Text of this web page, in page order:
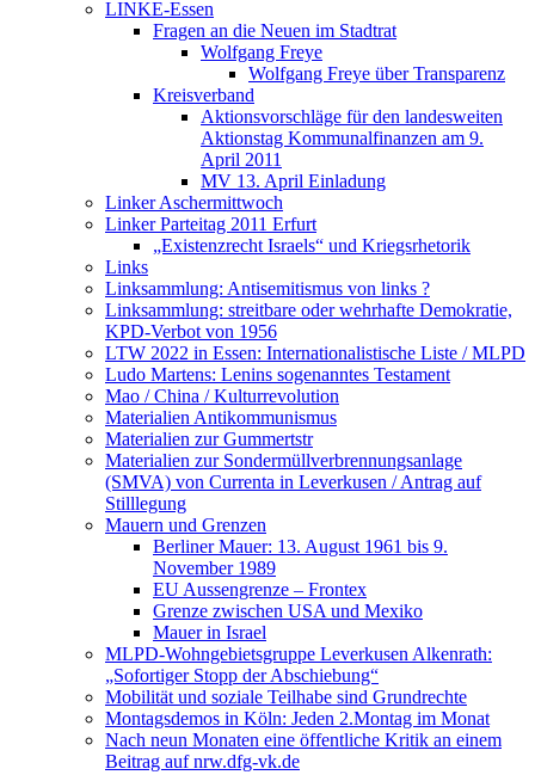
LINKE-Essen
Fragen an die Neuen im Stadtrat
Wolfgang Freye
Wolfgang Freye über Transparenz
Kreisverband
Aktionsvorschläge für den landesweiten
Aktionstag Kommunalfinanzen am 9.
April 2011
MV 13. April Einladung
Linker Aschermittwoch
Linker Parteitag 2011 Erfurt
„Existenzrecht Israels“ und Kriegsrhetorik
Links
Linksammlung: Antisemitismus von links ?
Linksammlung: streitbare oder wehrhafte Demokratie,
KPD-Verbot von 1956
LTW 2022 in Essen: Internationalistische Liste / MLPD
Ludo Martens: Lenins sogenanntes Testament
Mao / China / Kulturrevolution
Materialien Antikommunismus
Materialien zur Gummertstr
Materialien zur Sondermüllverbrennungsanlage
(SMVA) von Currenta in Leverkusen / Antrag auf
Stilllegung
Mauern und Grenzen
Berliner Mauer: 13. August 1961 bis 9.
November 1989
EU Aussengrenze – Frontex
Grenze zwischen USA und Mexiko
Mauer in Israel
MLPD-Wohngebietsgruppe Leverkusen Alkenrath:
„Sofortiger Stopp der Abschiebung“
Mobilität und soziale Teilhabe sind Grundrechte
Montagsdemos in Köln: Jeden 2.Montag im Monat
Nach neun Monaten eine öffentliche Kritik an einem
Beitrag auf nrw.dfg-vk.de